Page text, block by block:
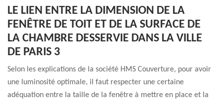
LE LIEN ENTRE LA DIMENSION DE LA
FENÊTRE DE TOIT ET DE LA SURFACE DE
LA CHAMBRE DESSERVIE DANS LA VILLE
DE PARIS 3
Selon les explications de la société HMS Couverture, pour avoir
une luminosité optimale, il faut respecter une certaine
adéquation entre la taille de la fenêtre à mettre en place et la